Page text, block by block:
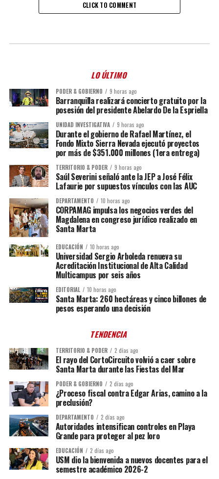
CLICK TO COMMENT
LO ÚLTIMO
PODER & GOBIERNO 9 horas ago
Barranquilla realizará concierto gratuito por la
posesión del presidente Abelardo De la Espriella
UNIDAD INVESTIGATIVA 9 horas ago
Durante el gobierno de Rafael Martínez, el
Fondo Mixto Sierra Nevada ejecutó proyectos
por más de $351.000 millones (1era entrega)
TERRITORIO & PODER 9 horas ago
Saúl Severini señaló ante la JEP a José Félix
Lafaurie por supuestos vínculos con las AUC
DEPARTAMENTO 10 horas ago
CORPAMAG impulsa los negocios verdes del
Magdalena en congreso jurídico realizado en
Santa Marta
EDUCACIÓN 10 horas ago
Universidad Sergio Arboleda renueva su
Acreditación Institucional de Alta Calidad
Multicampus por seis años
EDITORIAL 10 horas ago
Santa Marta: 260 hectáreas y cinco billones de
pesos esperando una decisión
TENDENCIA
TERRITORIO & PODER 2 días ago
El rayo del CortoCircuito volvió a caer sobre
Santa Marta durante las Fiestas del Mar
PODER & GOBIERNO 2 días ago
¿Proceso fiscal contra Edgar Arias, camino a la
preclusión?
DEPARTAMENTO 2 días ago
Autoridades intensifican controles en Playa
Grande para proteger al pez loro
EDUCACIÓN 2 días ago
USM dio la bienvenida a nuevos docentes para el
semestre académico 2026-2